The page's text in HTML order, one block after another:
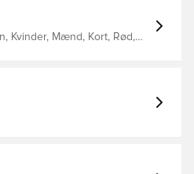
Kvinder, Mænd, Kort, Rød,